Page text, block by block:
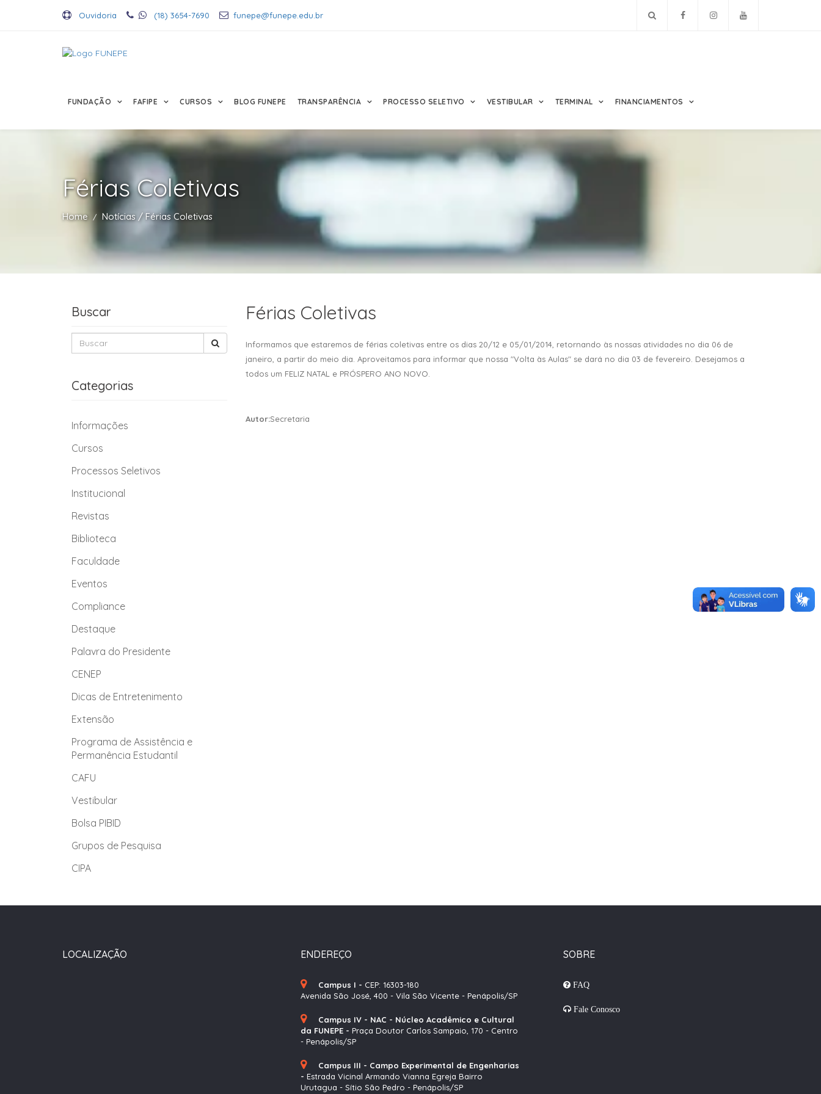
Ouvidoria (18) 3654-7690 funepe@funepe.edu.br
FUNDAÇÃO FAFIPE CURSOS BLOG FUNEPE TRANSPARÊNCIA PROCESSO SELETIVO VESTIBULAR TERMINAL FINANCIAMENTOS
Férias Coletivas
Home Notícias / Férias Coletivas
Buscar
Categorias
Informações
Cursos
Processos Seletivos
Institucional
Revistas
Biblioteca
Faculdade
Eventos
Compliance
Destaque
Palavra do Presidente
CENEP
Dicas de Entretenimento
Extensão
Programa de Assistência e
Permanência Estudantil
CAFU
Vestibular
Bolsa PIBID
Grupos de Pesquisa
CIPA
Férias Coletivas
Informamos que estaremos de férias coletivas entre os dias 20/12 e 05/01/2014, retornando às nossas atividades no dia 06 de
janeiro, a partir do meio dia. Aproveitamos para informar que nossa "Volta às Aulas" se dará no dia 03 de fevereiro. Desejamos a
todos um FELIZ NATAL e PRÓSPERO ANO NOVO.
Autor:Secretaria
LOCALIZAÇÃO ENDEREÇO
Campus I - CEP: 16303-180
Avenida São José, 400 - Vila São Vicente - Penápolis/SP
Campus IV - NAC - Núcleo Acadêmico e Cultural
da FUNEPE - Praça Doutor Carlos Sampaio, 170 - Centro
- Penápolis/SP
Campus III - Campo Experimental de Engenharias
- Estrada Vicinal Armando Vianna Egreja Bairro
Urutagua - Sítio São Pedro - Penápolis/SP
SOBRE
FAQ
Fale Conosco